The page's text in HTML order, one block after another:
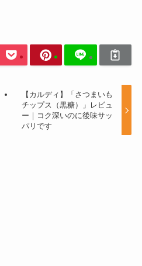
【カルディ】「さつまいも
チップス（黒糖）」レビュ
ー｜コク深いのに後味サッ
パリです